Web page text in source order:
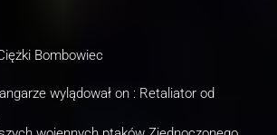
Bombowiec
wylądował on : Retaliator od